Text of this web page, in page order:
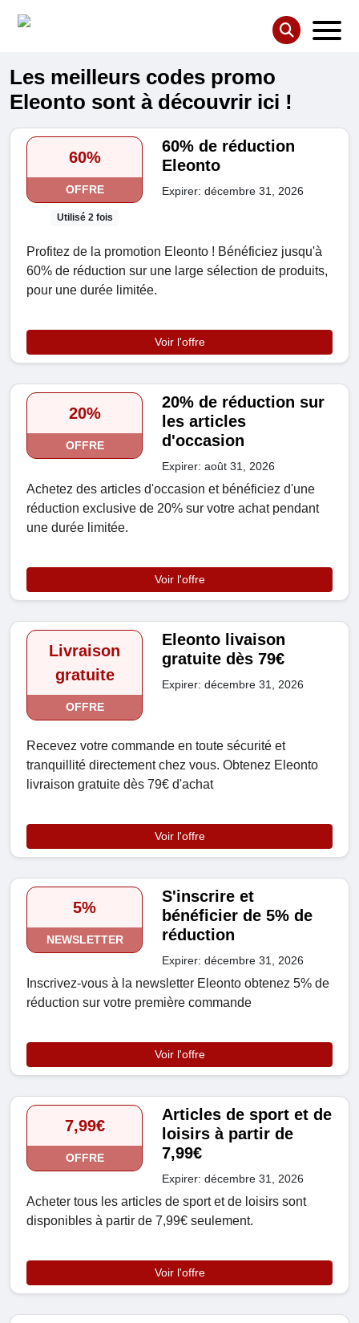
Les meilleurs codes promo
Eleonto sont à découvrir ici !
60%
OFFRE
Utilisé 2 fois
60% de réduction
Eleonto
Expirer: décembre 31, 2026
Profitez de la promotion Eleonto ! Bénéficiez jusqu'à
60% de réduction sur une large sélection de produits,
pour une durée limitée.
Voir l'offre
20%
OFFRE
20% de réduction sur
les articles
d'occasion
Expirer: août 31, 2026
Achetez des articles d'occasion et bénéficiez d'une
réduction exclusive de 20% sur votre achat pendant
une durée limitée.
Voir l'offre
Livraison
gratuite
OFFRE
Eleonto livaison
gratuite dès 79€
Expirer: décembre 31, 2026
Recevez votre commande en toute sécurité et
tranquillité directement chez vous. Obtenez Eleonto
livraison gratuite dès 79€ d'achat
Voir l'offre
5%
NEWSLETTER
S'inscrire et
bénéficier de 5% de
réduction
Expirer: décembre 31, 2026
Inscrivez-vous à la newsletter Eleonto obtenez 5% de
réduction sur votre première commande
Voir l'offre
7,99€
OFFRE
Articles de sport et de
loisirs à partir de
7,99€
Expirer: décembre 31, 2026
Acheter tous les articles de sport et de loisirs sont
disponibles à partir de 7,99€ seulement.
Voir l'offre